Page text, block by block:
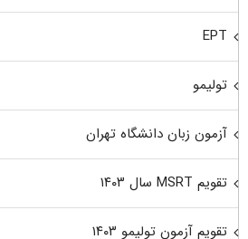
EPT
تولیمو
آزمون زبان دانشگاه تهران
تقویم MSRT سال ۱۴۰۳
تقویم آزمون تولیمو ۱۴۰۳